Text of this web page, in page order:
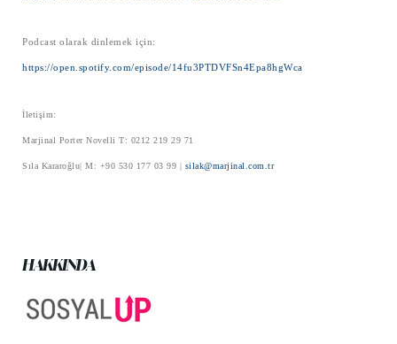
Podcast olarak dinlemek için:
https://open.spotify.com/episode/14fu3PTDVFSn4Epa8hgWca
İletişim:
Marjinal Porter Novelli T: 0212 219 29 71
Sıla Kararoğlu| M: +90 530 177 03 99 | silak@marjinal.com.tr
HAKKINDA